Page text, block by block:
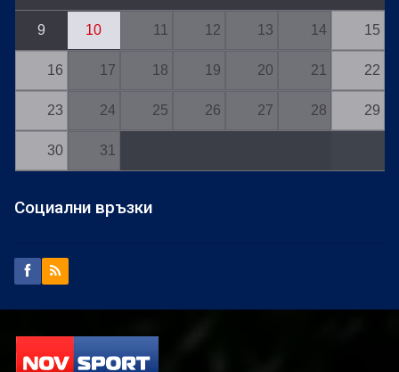
9 10 11 12 13 14 15
16 17 18 19 20 21 22
23 24 25 26 27 28 29
30 31
Социални връзки